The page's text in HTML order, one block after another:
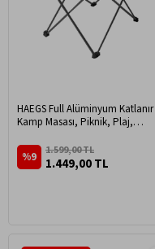
HAEGS Full Alüminyum Katlanır
Kamp Masası, Piknik, Plaj,
Boy - Siyah
1.449,00 TL
1.599,00 TL
%9